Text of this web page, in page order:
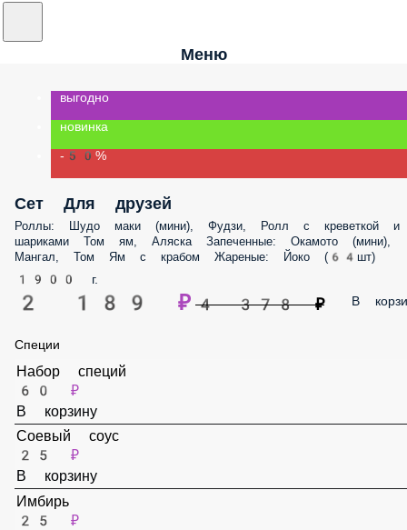
Меню
выгодно
новинка
-50%
Сет Для друзей
Роллы: Шудо маки (мини), Фудзи, Ролл с креветкой и шариками Том
ям, Аляска Запеченные: Окамото (мини), Мангал, Том Ям с крабом
Жареные: Йоко (64шт)
1900 г.
2 189 ₽ 4 378 ₽ В
Специи
Набор специй
60 ₽
В корзину
Соевый соус
25 ₽
В корзину